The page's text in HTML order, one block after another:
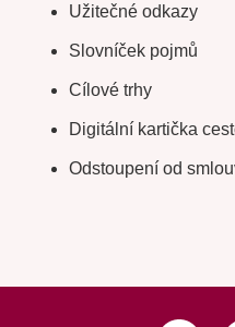
Užitečné odkazy
Slovníček pojmů
Cílové trhy
Digitální kartička
Odstoupení od